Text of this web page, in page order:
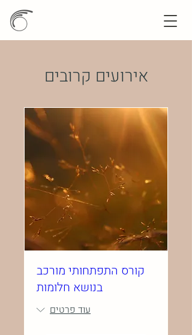
אירועים קרובים
קורס התפתחותי מורכב
בנושא חלומות
עוד פרטים